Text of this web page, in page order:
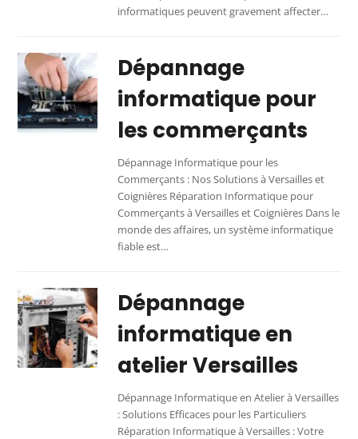
informatiques peuvent gravement affecter…
Dépannage
informatique pour
les commerçants
Dépannage Informatique pour les
Commerçants : Nos Solutions à Versailles et
Coignières Réparation Informatique pour
Commerçants à Versailles et Coignières Dans le
monde des affaires, un système informatique
fiable est…
Dépannage
informatique en
atelier Versailles
Dépannage Informatique en Atelier à Versailles
: Solutions Efficaces pour les Particuliers
Réparation Informatique à Versailles : Votre